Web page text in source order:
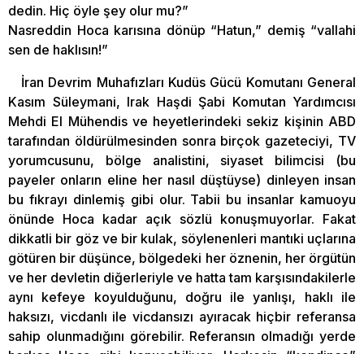
dedin. Hiç öyle şey olur mu?”
Nasreddin Hoca karısına dönüp “Hatun,” demiş “vallahi
sen de haklısın!”
İran Devrim Muhafızları Kudüs Gücü Komutanı General
Kasım Süleymani, Irak Haşdi Şabi Komutan Yardımcısı
Mehdi El Mühendis ve heyetlerindeki sekiz kişinin ABD
tarafından öldürülmesinden sonra birçok gazeteciyi, TV
yorumcusunu, bölge analistini, siyaset bilimcisi (bu
payeler onların eline her nasıl düştüyse) dinleyen insan
bu fıkrayı dinlemiş gibi olur. Tabii bu insanlar kamuoyu
önünde Hoca kadar açık sözlü konuşmuyorlar. Fakat
dikkatli bir göz ve bir kulak, söylenenleri mantıki uçlarına
götüren bir düşünce, bölgedeki her öznenin, her örgütün
ve her devletin diğerleriyle ve hatta tam karşısındakilerle
aynı kefeye koyulduğunu, doğru ile yanlışı, haklı ile
haksızı, vicdanlı ile vicdansızı ayıracak hiçbir referansa
sahip olunmadığını görebilir. Referansın olmadığı yerde